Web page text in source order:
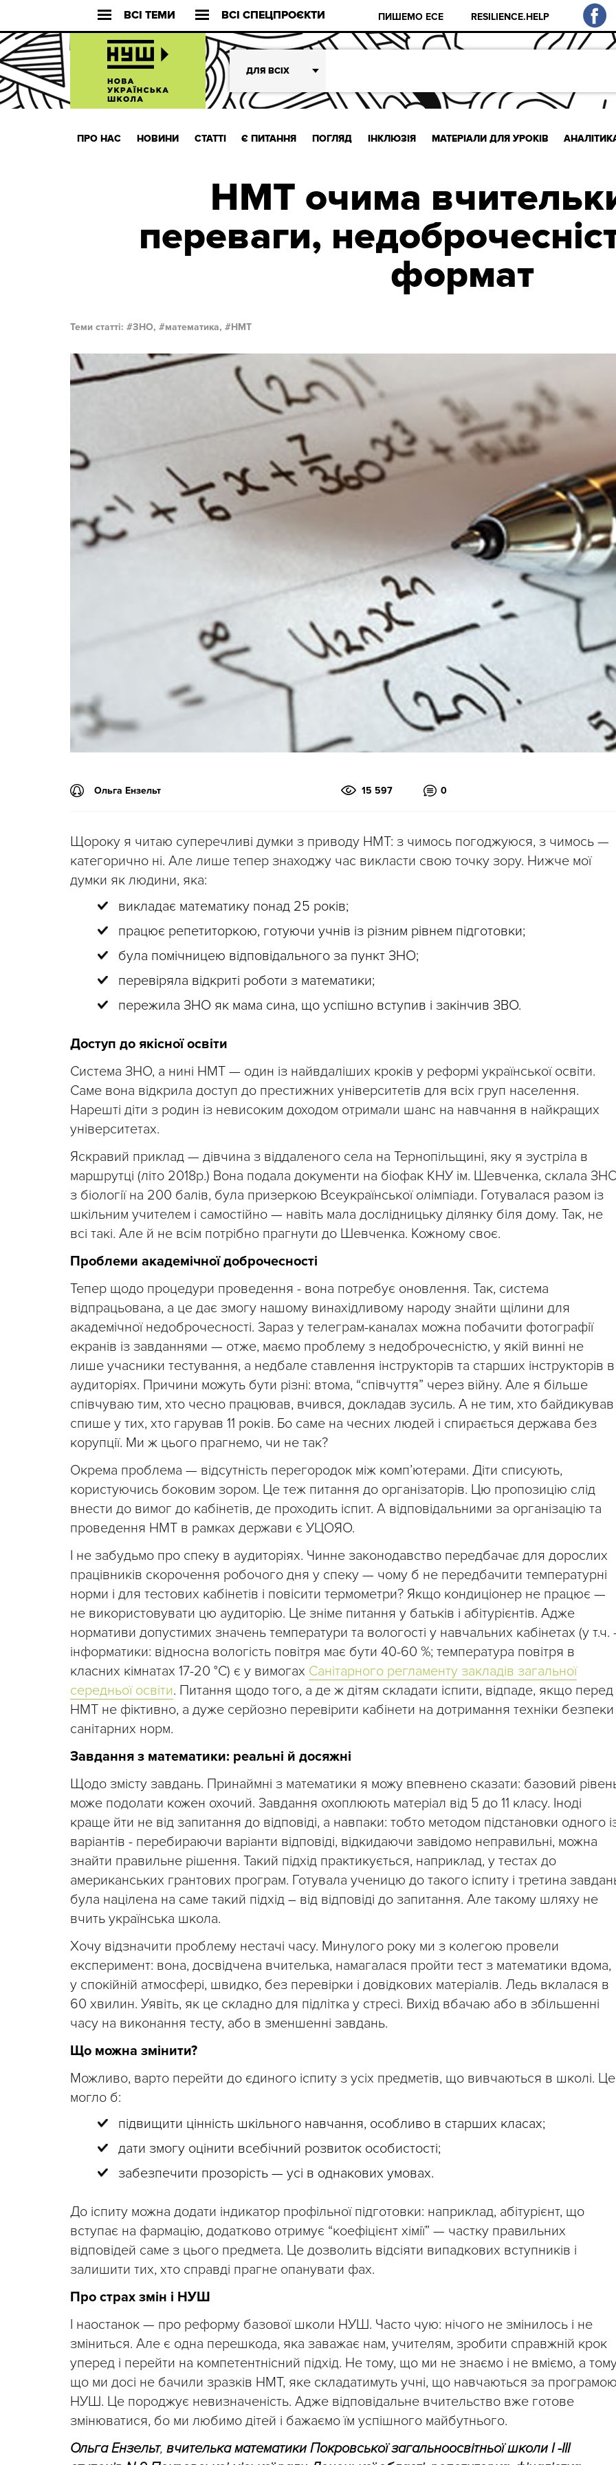
ВСІ ТЕМИ ВСІ СПЕЦПРОЄКТИ ПИШЕМО ЕСЕ RESILIENCE.HELP
ДЛЯ ВСІХ
ПРО НАС НОВИНИ СТАТТІ Є ПИТАННЯ ПОГЛЯД ІНКЛЮЗІЯ МАТЕРІАЛИ ДЛЯ УРОКІВ
НМТ очима
переваги,
формат
Теми статті: ЗНО, математика, НМТ
Ольга Ензельт 15 597 0
Щороку я читаю суперечливі думки з приводу НМТ: з чимось погоджуюся, з чимось —
категорично ні. Але лише тепер знаходжу час викласти свою точку зору. Нижче мої
думки як людини, яка:
викладає математику понад 25 років;
працює репетиторкою, готуючи учнів із різним рівнем підготовки;
була помічницею відповідального за пункт ЗНО;
перевіряла відкриті роботи з математики;
пережила ЗНО як мама сина, що успішно вступив і закінчив ЗВО.
Доступ до якісної освіти
Система ЗНО, а нині НМТ — один із найвдаліших кроків у реформі української освіти.
Саме вона відкрила доступ до престижних університетів для всіх груп населення.
Нарешті діти з родин із невисоким доходом отримали шанс на навчання в найкращих
університетах.
Яскравий приклад — дівчина з віддаленого села на Тернопільщині, яку я зустріла в
маршрутці (літо 2018р.) Вона подала документи на біофак КНУ ім. Шевченка, склала
з біології на 200 балів, була призеркою Всеукраїнської олімпіади. Готувалася разом із
шкільним учителем і самостійно — навіть мала дослідницьку ділянку біля дому. Так, не
всі такі. Але й не всім потрібно прагнути до Шевченка. Кожному своє.
Проблеми академічної доброчесності
Тепер щодо процедури проведення - вона потребує оновлення. Так, система
відпрацьована, а це дає змогу нашому винахідливому народу знайти щілини для
академічної недоброчесності. Зараз у телеграм-каналах можна побачити фотографії
екранів із завданнями — отже, маємо проблему з недоброчесністю, у якій винні не
лише учасники тестування, а недбале ставлення інструкторів та старших інструкторів в
аудиторіях. Причини можуть бути різні: втома, “співчуття” через війну. Але я більше
співчуваю тим, хто чесно працював, вчився, докладав зусиль. А не тим, хто байдикував
спише у тих, хто гарував 11 років. Бо саме на чесних людей і спирається держава без
корупції. Ми ж цього прагнемо, чи не так?
Окрема проблема — відсутність перегородок між комп’ютерами. Діти списують,
користуючись боковим зором. Це теж питання до організаторів. Цю пропозицію слід
внести до вимог до кабінетів, де проходить іспит. А відповідальними за організацію та
проведення НМТ в рамках держави є УЦОЯО.
І не забудьмо про спеку в аудиторіях. Чинне законодавство передбачає для дорослих
працівників скорочення робочого дня у спеку — чому б не передбачити температурні
норми і для тестових кабінетів і повісити термометри? Якщо кондиціонер не працює —
не використовувати цю аудиторію. Це зніме питання у батьків і абітурієнтів. Адже
нормативи допустимих значень температури та вологості у навчальних кабінетах (у т.ч.
інформатики: відносна вологість повітря має бути 40-60 %; температура повітря в
класних кімнатах 17-20 °C) є у вимогах Санітарного регламенту закладів загальної
середньої освіти. Питання щодо того, а де ж дітям складати іспити, відпаде, якщо перед
НМТ не фіктивно, а дуже серйозно перевірити кабінети на дотримання техніки безпеки
санітарних норм.
Завдання з математики: реальні й досяжні
Щодо змісту завдань. Принаймні з математики я можу впевнено сказати: базовий
може подолати кожен охочий. Завдання охоплюють матеріал від 5 до 11 класу. Іноді
краще йти не від запитання до відповіді, а навпаки: тобто методом підстановки одного
варіантів - перебираючи варіанти відповіді, відкидаючи завідомо неправильні, можна
знайти правильне рішення. Такий підхід практикується, наприклад, у тестах до
американських грантових програм. Готувала ученицю до такого іспиту і третина
була націлена на саме такий підхід – від відповіді до запитання. Але такому шляху не
вчить українська школа.
Хочу відзначити проблему нестачі часу. Минулого року ми з колегою провели
експеримент: вона, досвідчена вчителька, намагалася пройти тест з математики вдома,
у спокійній атмосфері, швидко, без перевірки і довідкових матеріалів. Ледь вклалася в
60 хвилин. Уявіть, як це складно для підлітка у стресі. Вихід вбачаю або в збільшенні
часу на виконання тесту, або в зменшенні завдань.
Що можна змінити?
Можливо, варто перейти до єдиного іспиту з усіх предметів, що вивчаються в школі. Це
могло б:
підвищити цінність шкільного навчання, особливо в старших класах;
дати змогу оцінити всебічний розвиток особистості;
забезпечити прозорість — усі в однакових умовах.
До іспиту можна додати індикатор профільної підготовки: наприклад, абітурієнт, що
вступає на фармацію, додатково отримує “коефіцієнт хімії” — частку правильних
відповідей саме з цього предмета. Це дозволить відсіяти випадкових вступників і
залишити тих, хто справді прагне опанувати фах.
Про страх змін і НУШ
І наостанок — про реформу базової школи НУШ. Часто чую: нічого не змінилось і не
зміниться. Але є одна перешкода, яка заважає нам, учителям, зробити справжній крок
уперед і перейти на компетентнісний підхід. Не тому, що ми не знаємо і не вміємо, а
що ми досі не бачили зразків НМТ, яке складатимуть учні, що навчаються за програмою
НУШ. Це породжує невизначеність. Адже відповідальне вчительство вже готове
змінюватися, бо ми любимо дітей і бажаємо їм успішного майбутнього.
Ольга Ензельт, вчителька математики Покровської загальноосвітньої школи І -ІІІ